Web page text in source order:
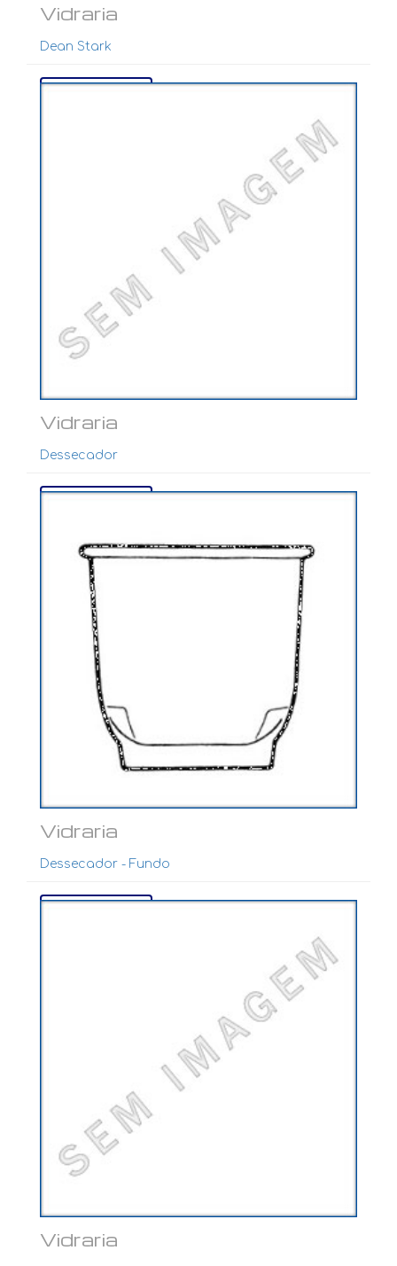
Vidraria
Dean Stark
Ver mais...
Vidraria
Dessecador
Ver mais...
Vidraria
Dessecador - Fundo
Ver mais...
Vidraria